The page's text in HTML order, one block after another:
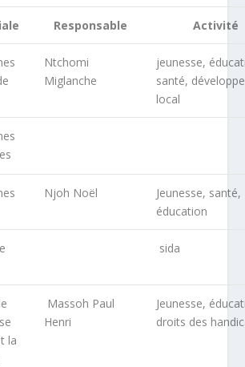
Responsable Activité
Ntchomi
Miglanche
jeunesse,
santé,
local
Njoh Noël
Jeunesse, santé,
éducation
sida
la
Massoh Paul
Henri
Jeunesse,
droits des